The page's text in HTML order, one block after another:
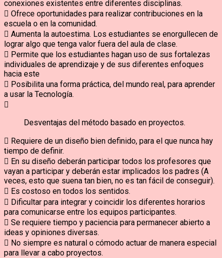
conexiones existentes entre diferentes disciplinas.
 Ofrece oportunidades para realizar contribuciones en la
escuela o en la comunidad.
 Aumenta la autoestima. Los estudiantes se enorgullecen de
lograr algo que tenga valor fuera del aula de clase.
 Permite que los estudiantes hagan uso de sus fortalezas
individuales de aprendizaje y de sus diferentes enfoques
hacia este
 Posibilita una forma práctica, del mundo real, para aprender
a usar la Tecnología.

Desventajas del método basado en proyectos.
 Requiere de un diseño bien definido, para el que nunca hay
tiempo de definir.
 En su diseño deberán participar todos los profesores que
vayan a participar y deberán estar implicados los padres (A
veces, esto que suena tan bien, no es tan fácil de conseguir).
 Es costoso en todos los sentidos.
 Dificultar para integrar y coincidir los diferentes horarios
para comunicarse entre los equipos participantes.
 Se requiere tiempo y paciencia para permanecer abierto a
ideas y opiniones diversas.
 No siempre es natural o cómodo actuar de manera especial
para llevar a cabo proyectos.